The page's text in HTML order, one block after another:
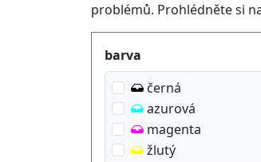
problémů. Prohlédněte si
Produktfilter
barva
černá
azurová
magenta
žlutý